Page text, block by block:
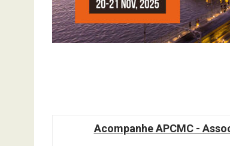
Acompanhe APCMC -